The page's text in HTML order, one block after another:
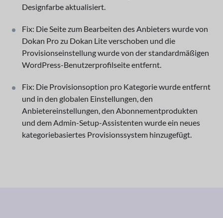
Designfarbe aktualisiert.
Fix: Die Seite zum Bearbeiten des Anbieters wurde von
Dokan Pro zu Dokan Lite verschoben und die
Provisionseinstellung wurde von der standardmäßigen
WordPress-Benutzerprofilseite entfernt.
Fix: Die Provisionsoption pro Kategorie wurde entfernt
und in den globalen Einstellungen, den
Anbietereinstellungen, den Abonnementprodukten
und dem Admin-Setup-Assistenten wurde ein neues
kategoriebasiertes Provisionssystem hinzugefügt.